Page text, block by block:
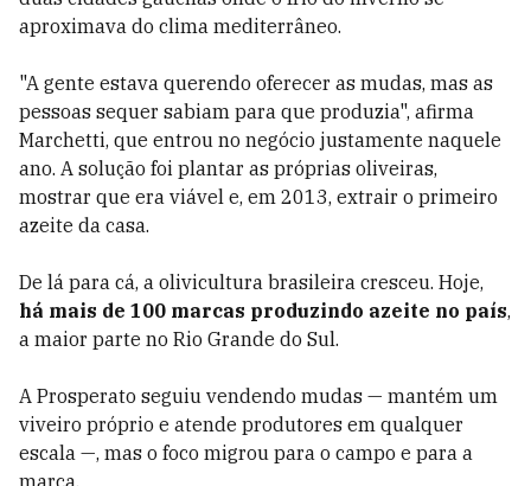
aproximava do clima mediterrâneo.
"A gente estava querendo oferecer as mudas, mas as
pessoas sequer sabiam para que produzia", afirma
Marchetti, que entrou no negócio justamente naquele
ano. A solução foi plantar as próprias oliveiras,
mostrar que era viável e, em 2013, extrair o primeiro
azeite da casa.
De lá para cá, a olivicultura brasileira cresceu. Hoje,
há mais de 100 marcas produzindo azeite no país,
a maior parte no Rio Grande do Sul.
A Prosperato seguiu vendendo mudas — mantém um
viveiro próprio e atende produtores em qualquer
escala —, mas o foco migrou para o campo e para a
marca.